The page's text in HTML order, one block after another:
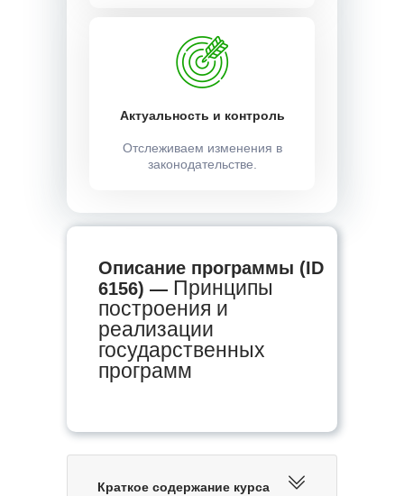
Актуальность и контроль
Отслеживаем изменения в
законодательстве.
Описание программы (ID
6156) — Принципы
построения и
реализации
государственных
программ
Краткое содержание курса